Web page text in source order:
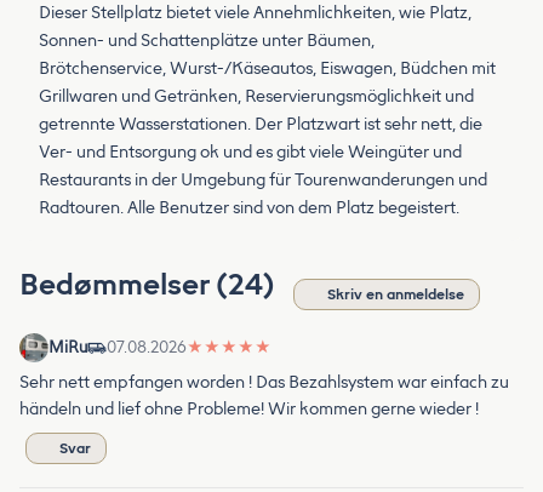
Dieser Stellplatz bietet viele Annehmlichkeiten, wie Platz,
Sonnen- und Schattenplätze unter Bäumen,
Brötchenservice, Wurst-/Käseautos, Eiswagen, Büdchen mit
Grillwaren und Getränken, Reservierungsmöglichkeit und
getrennte Wasserstationen. Der Platzwart ist sehr nett, die
Ver- und Entsorgung ok und es gibt viele Weingüter und
Restaurants in der Umgebung für Tourenwanderungen und
Radtouren. Alle Benutzer sind von dem Platz begeistert.
Bedømmelser (24) Skriv en anmeldelse
MiRu 07.08.2026★ ★ ★ ★ ★
Sehr nett empfangen worden ! Das Bezahlsystem war einfach zu
händeln und lief ohne Probleme! Wir kommen gerne wieder !
Svar